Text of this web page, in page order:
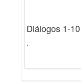
Diálogos 1-10
.